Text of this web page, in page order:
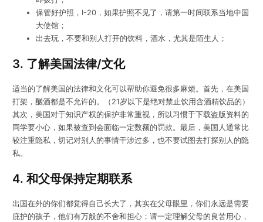
保管好护照，I-20，如果护照不见了，请第一时间联系当地中国
大使馆；
出去玩，不要和别人打开的饮料，酒水，尤其是陌生人；
3. 了解美国法律/文化
适当的了解美国的法律和文化可以帮助你避免很多麻烦。 首先，在美国
打架，酗酒都是不允许的。（21岁以下是绝对禁止饮用含酒精饮品的）
其次，美国对于知识产权的保护非常重视，所以习惯于下载盗版资料的
同学要小心，如果被查到会面临一定数额的罚款。最后，美国人通常比
较注重隐私，切记对别人的事情干涉过多，也不要试图去打探别人的隐
私。
4. 和父母保持定期联系
出国在外的你们都觉得自己长大了，其实在父母眼里，你们永远是需要
庇护的孩子，他们有万般的不舍和担心；请一定理解父母的良苦用心，